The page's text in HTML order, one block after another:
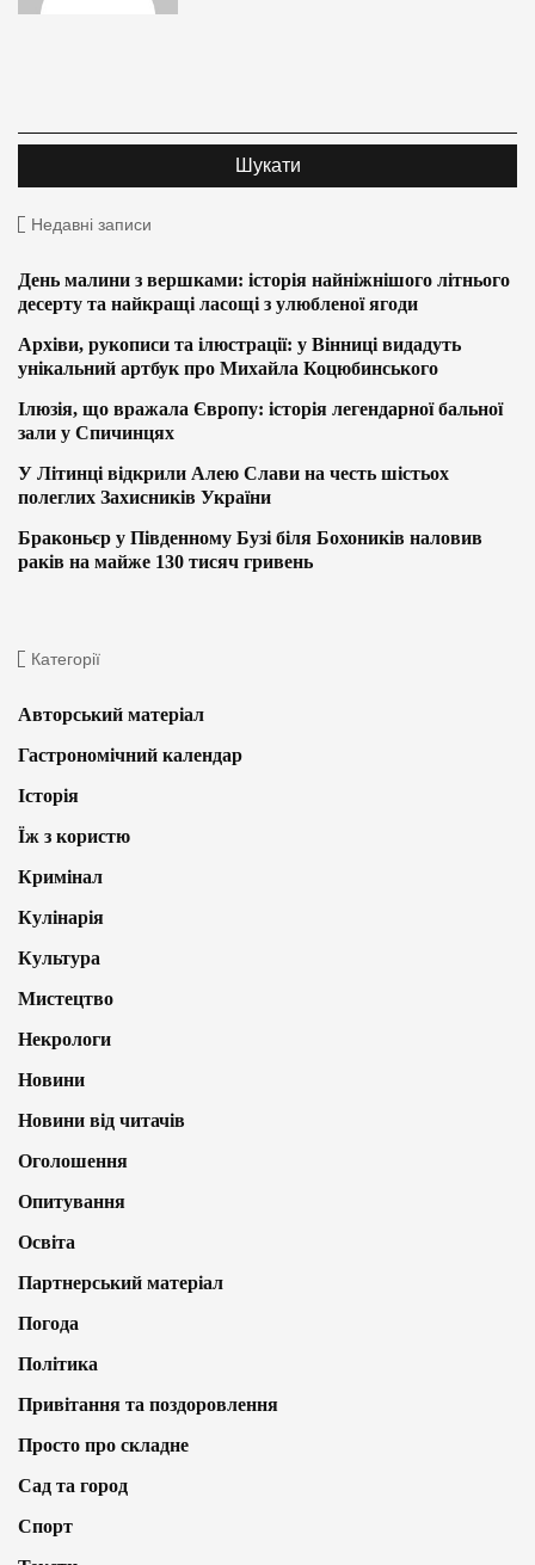
Недавні записи
День малини з вершками: історія найніжнішого літнього
десерту та найкращі ласощі з улюбленої ягоди
Архіви, рукописи та ілюстрації: у Вінниці видадуть
унікальний артбук про Михайла Коцюбинського
Ілюзія, що вражала Європу: історія легендарної бальної
зали у Спичинцях
У Літинці відкрили Алею Слави на честь шістьох
полеглих Захисників України
Браконьєр у Південному Бузі біля Бохоників наловив
раків на майже 130 тисяч гривень
Категорії
Авторський матеріал
Гастрономічний календар
Історія
Їж з користю
Кримінал
Кулінарія
Культура
Мистецтво
Некрологи
Новини
Новини від читачів
Оголошення
Опитування
Освіта
Партнерський матеріал
Погода
Політика
Привітання та поздоровлення
Просто про складне
Сад та город
Спорт